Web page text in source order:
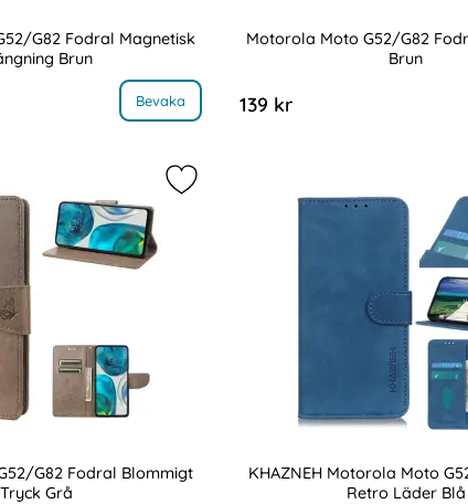
Blå
G82 Fodral Magnetisk
Brun
Bevaka
Moto G52/G82 Fodral Magnetisk Stängning Brun
Motorola Moto G52/G82
Brun
139 kr , Motorola
G82 Fodral Blommigt Tryck Brun som favorit
G82 Fodral Blommigt
Tryck Grå
Markera motorola Moto G52/G82
KHAZNEH Motorola Moto
Retro Läder Blå